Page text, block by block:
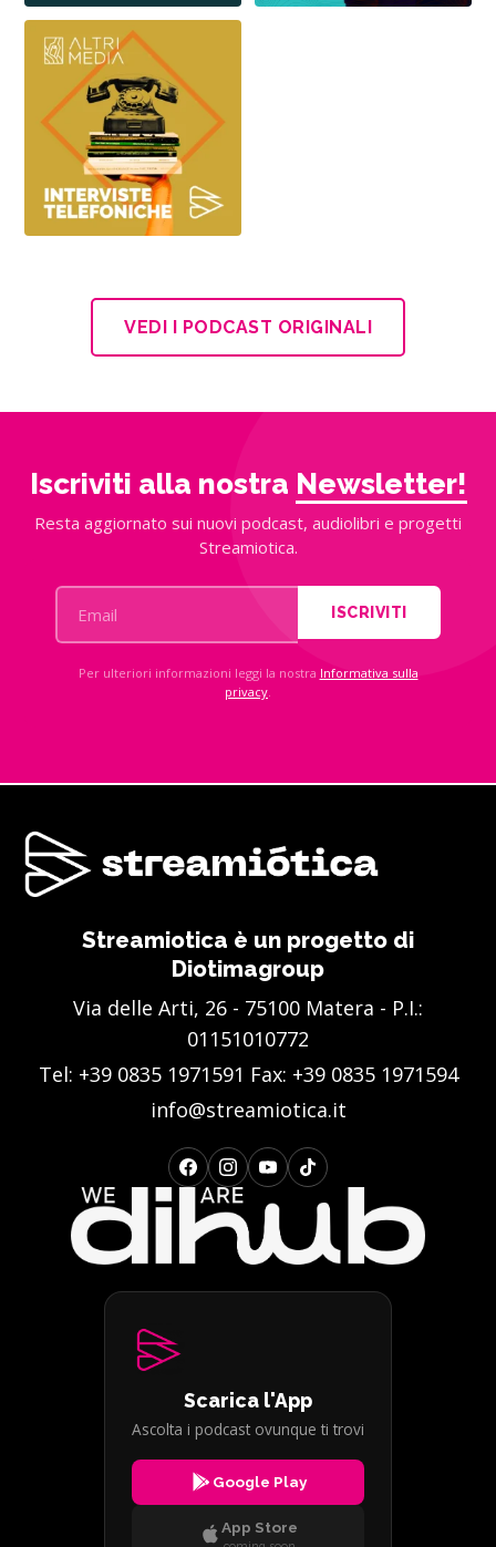
VEDI I PODCAST ORIGINALI
Iscriviti alla nostra Newsletter!
Resta aggiornato sui nuovi podcast, audiolibri e progetti
Streamiotica.
ISCRIVITI
Per ulteriori informazioni leggi la nostra Informativa sulla
privacy.
Streamiotica è un progetto di
Diotimagroup
Via delle Arti, 26 - 75100 Matera - P.I.:
01151010772
Tel: +39 0835 1971591 Fax: +39 0835 1971594
info@streamiotica.it
Scarica l'App
Ascolta i podcast ovunque ti trovi
Google Play
App Store